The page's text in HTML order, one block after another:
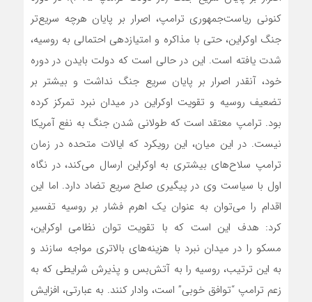
کنونی ریاست‌جمهوری ترامپ، اصرار بر پایان هرچه سریع‌تر
جنگ اوکراین، حتی با مذاکره و امتیازدهی احتمالی به روسیه،
شدت یافته است. این در حالی است که دولت بایدن در دوره
خود، آنقدر اصرار بر پایان سریع جنگ نداشت و بیشتر بر
تضعیف روسیه و تقویت اوکراین در میدان نبرد تمرکز کرده
بود. ترامپ معتقد است که طولانی شدن جنگ به نفع آمریکا
نیست. در این میان، این رویکرد که ایالات متحده در زمان
ترامپ سلاح‌های بیشتری به اوکراین ارسال می‌کند، در نگاه
اول با سیاست وی در پیگیری صلح سریع تضاد دارد. اما این
اقدام را می‌توان به عنوان یک اهرم فشار بر روسیه تفسیر
کرد: هدف این است که با تقویت توان نظامی اوکراین،
مسکو را در میدان نبرد با هزینه‌های بالاتری مواجه سازند و
به این ترتیب، روسیه را به آتش‌بس و پذیرش شرایطی که به
زعم ترامپ “توافق خوبی” است، وادار کنند. به عبارتی، افزایش